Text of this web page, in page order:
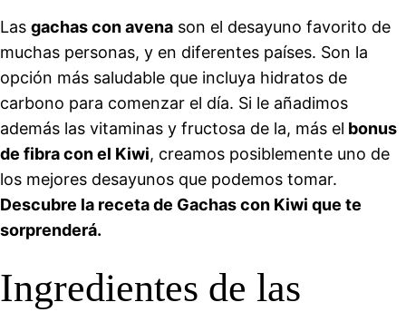
Las gachas con avena son el desayuno favorito de
muchas personas, y en diferentes países. Son la
opción más saludable que incluya hidratos de
carbono para comenzar el día. Si le añadimos
además las vitaminas y fructosa de la, más el bonus
de fibra con el Kiwi, creamos posiblemente uno de
los mejores desayunos que podemos tomar.
Descubre la receta de Gachas con Kiwi que te
sorprenderá.
Ingredientes de las